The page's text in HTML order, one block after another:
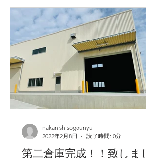
第二倉庫完成！！致しまし
nakanishisogounyu
2022年2月8日
読了時間: 0分